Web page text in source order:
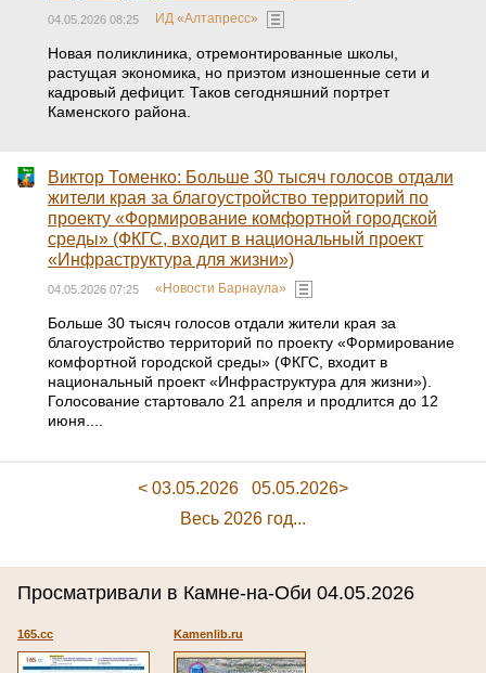
04.05.2026 08:25 ИД «Алтапресс»
Новая поликлиника, отремонтированные школы,
растущая экономика, но приэтом изношенные сети и
кадровый дефицит. Таков сегодняшний портрет
Каменского района.
Виктор Томенко: Больше 30 тысяч голосов отдали
жители края за благоустройство территорий по
проекту «Формирование комфортной городской
среды» (ФКГС, входит в национальный проект
«Инфраструктура для жизни»)
04.05.2026 07:25 «Новости Барнаула»
Больше 30 тысяч голосов отдали жители края за
благоустройство территорий по проекту «Формирование
комфортной городской среды» (ФКГС, входит в
национальный проект «Инфраструктура для жизни»).
Голосование стартовало 21 апреля и продлится до 12
июня....
< 03.05.2026
05.05.2026>
Весь 2026 год...
Просматривали в Камне-на-Оби 04.05.2026
165.cc Kamenlib.ru